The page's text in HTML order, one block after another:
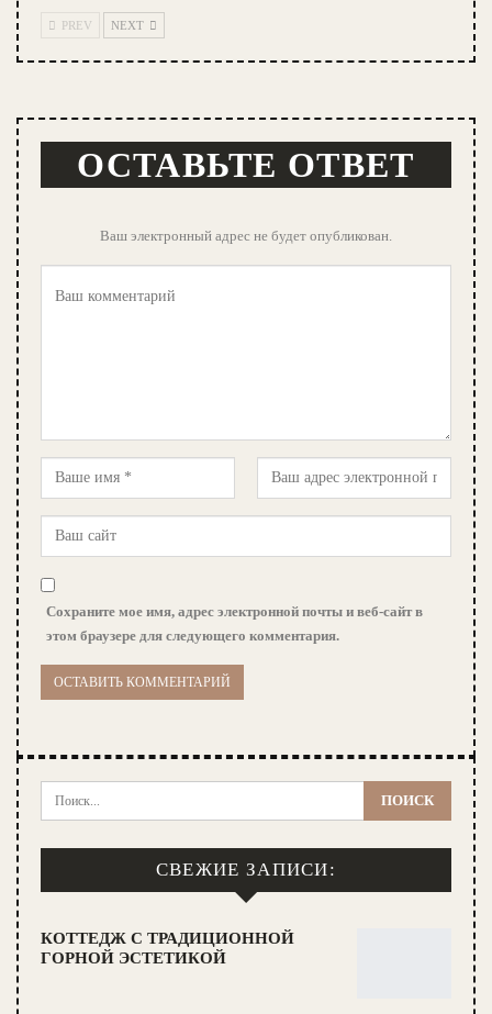
PREV NEXT
ОСТАВЬТЕ ОТВЕТ
Ваш электронный адрес не будет опубликован.
Сохраните мое имя, адрес электронной почты и веб-сайт в
этом браузере для следующего комментария.
СВЕЖИЕ ЗАПИСИ:
КОТТЕДЖ С ТРАДИЦИОННОЙ
ГОРНОЙ ЭСТЕТИКОЙ